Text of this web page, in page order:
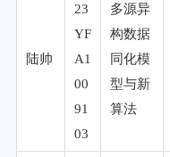
陆帅
23
YF
A1
00
91
03
多源异
构数据
同化模
型与新
算法